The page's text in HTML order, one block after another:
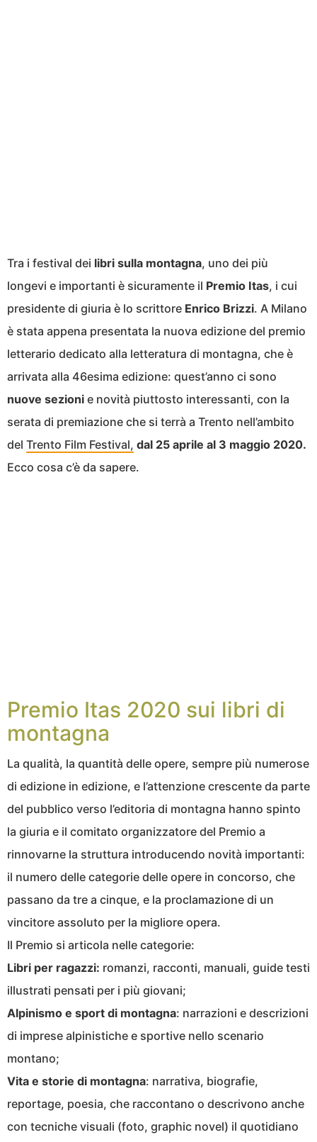
Tra i festival dei libri sulla montagna, uno dei più
longevi e importanti è sicuramente il Premio Itas, i cui
presidente di giuria è lo scrittore Enrico Brizzi. A Milano
è stata appena presentata la nuova edizione del premio
letterario dedicato alla letteratura di montagna, che è
arrivata alla 46esima edizione: quest’anno ci sono
nuove sezioni e novità piuttosto interessanti, con la
serata di premiazione che si terrà a Trento nell’ambito
del Trento Film Festival, dal 25 aprile al 3 maggio 2020.
Ecco cosa c’è da sapere.
Premio Itas 2020 sui libri di
montagna
La qualità, la quantità delle opere, sempre più numerose
di edizione in edizione, e l’attenzione crescente da parte
del pubblico verso l’editoria di montagna hanno spinto
la giuria e il comitato organizzatore del Premio a
rinnovarne la struttura introducendo novità importanti:
il numero delle categorie delle opere in concorso, che
passano da tre a cinque, e la proclamazione di un
vincitore assoluto per la migliore opera.
Il Premio si articola nelle categorie:
Libri per ragazzi: romanzi, racconti, manuali, guide testi
illustrati pensati per i più giovani;
Alpinismo e sport di montagna: narrazioni e descrizioni
di imprese alpinistiche e sportive nello scenario
montano;
Vita e storie di montagna: narrativa, biografie,
reportage, poesia, che raccontano o descrivono anche
con tecniche visuali (foto, graphic novel) il quotidiano